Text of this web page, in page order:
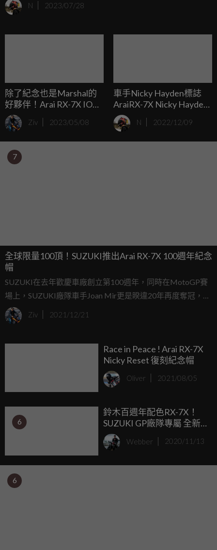
Team車手Maverick Viñales場上使用的塗裝。
N 2023/07/28
除了紀念也是Marshal的
好夥伴！Arai RX-7X IOM-
TT23 五月底前限時發售
Ziv 2023/05/08
車手Nicky Hayden標誌
AraiRX-7X Nicky Hayden
版本再次複刻
N 2022/12/09
7
全球限量100頂！SUZUKI推出Arai RX-7X 100週年紀念
帽
SUZUKI在去年歡慶車廠創立第100週年，同時在MotoGP賽
場上，SUZUKI廠隊車手Joan Mir更是睽違20年再度奪冠，讓
這間日本車廠雙喜臨門，儘管廠慶100週年已過，但SUZUKI
仍沒有停下慶祝的腳步，近日公布將推出100頂Arai RX-7X的
Ziv 2021/12/21
Race in Peace ! Arai RX-7X
Nicky Reset 復刻紀念帽
Oliver 2021/08/05
6
鈴木百週年配色RX-7X！
SUZUKI GP廠隊專屬 全新
塗裝Arai
Webber 2020/11/13
6